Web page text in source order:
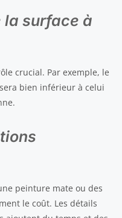
la surface à
crucial. Par exemple, le
bien inférieur à celui
peinture mate ou des
le coût. Les détails